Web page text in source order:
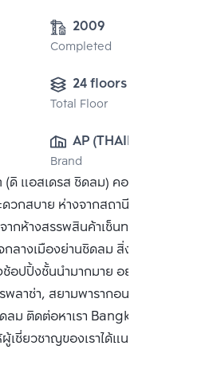
2009
Completed
24 floors
Total Floor
AP (THAILAND)
PUBLIC CO.,
LTD.
Brand
แอสเดรส ชิดลม) คอนโดที่ให้คุณใช้
วกสบาย ห่างจากสถานีรถไฟฟ้า BTS
กห้างสรรพสินค้าเซ็นทรัล ชิดลม
ลางเมืองย่านชิดลม สิ่งอำนวย
ปปิ้งชั้นนำมากมาย อย่าง เซ็นทรัล
ลาซ่า, สยามพารากอน ซื้อ ขาย หรือ
ม ติดต่อหาเรา Bangkok
ชี่ยวชาญของเราได้แนะนำคอนโดให้